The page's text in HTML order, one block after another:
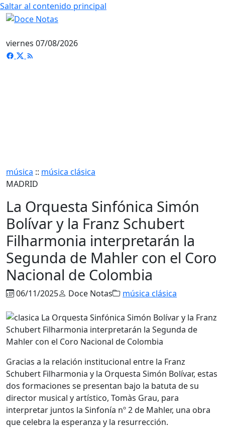
Saltar al contenido principal
viernes 07/08/2026
música :: música clásica
MADRID
La Orquesta Sinfónica Simón
Bolívar y la Franz Schubert
Filharmonia interpretarán la
Segunda de Mahler con el Coro
Nacional de Colombia
06/11/2025 Doce Notas música clásica
Gracias a la relación institucional entre la Franz
Schubert Filharmonia y la Orquesta Simón Bolívar, estas
dos formaciones se presentan bajo la batuta de su
director musical y artístico, Tomàs Grau, para
interpretar juntos la Sinfonía nº 2 de Mahler, una obra
que celebra la esperanza y la resurrección.